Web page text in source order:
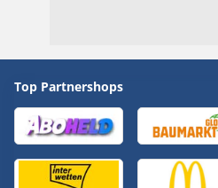
Top Partnershops